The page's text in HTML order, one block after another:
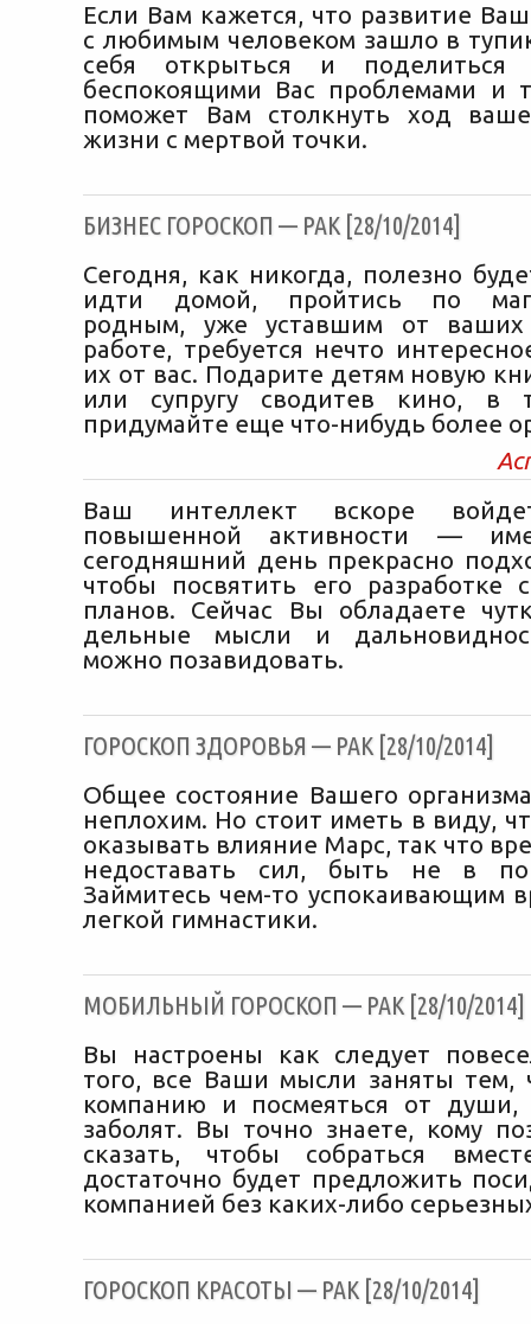
Если Вам кажется, что развитие
с любимым человеком зашло в
себя открыться и поделиться
беспокоящими Вас проблемами и
поможет Вам столкнуть ход
жизни с мертвой точки.
БИЗНЕС ГОРОСКОП — РАК [28/10/2014]
Сегодня, как никогда, полезно
идти домой, пройтись по
родным, уже уставшим от
работе, требуется нечто
их от вас. Подарите детям новую
или супругу сводитев кино,
придумайте еще что-нибудь более
Ваш интеллект вскоре
повышенной активности —
сегодняшний день прекрасно
чтобы посвятить его разработке
планов. Сейчас Вы обладаете
дельные мысли и
можно позавидовать.
ГОРОСКОП ЗДОРОВЬЯ — РАК [28/10/2014]
Общее состояние Вашего
неплохим. Но стоит иметь в виду,
оказывать влияние Марс, так что
недоставать сил, быть не в
Займитесь чем-то успокаивающим
легкой гимнастики.
МОБИЛЬНЫЙ ГОРОСКОП — РАК [28/10/2014]
Вы настроены как следует
того, все Ваши мысли заняты тем,
компанию и посмеяться от
заболят. Вы точно знаете, кому
сказать, чтобы собраться
достаточно будет предложить
компанией без каких-либо
ГОРОСКОП КРАСОТЫ — РАК [28/10/2014]